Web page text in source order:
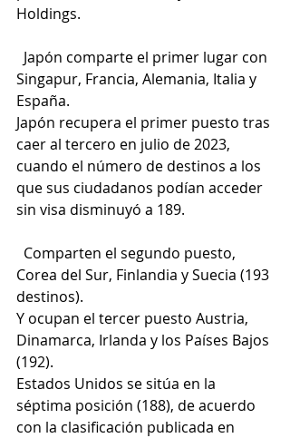
Holdings.
Japón comparte el primer lugar con
Singapur, Francia, Alemania, Italia y
España.
Japón recupera el primer puesto tras
caer al tercero en julio de 2023,
cuando el número de destinos a los
que sus ciudadanos podían acceder
sin visa disminuyó a 189.
Comparten el segundo puesto,
Corea del Sur, Finlandia y Suecia (193
destinos).
Y ocupan el tercer puesto Austria,
Dinamarca, Irlanda y los Países Bajos
(192).
Estados Unidos se sitúa en la
séptima posición (188), de acuerdo
con la clasificación publicada en